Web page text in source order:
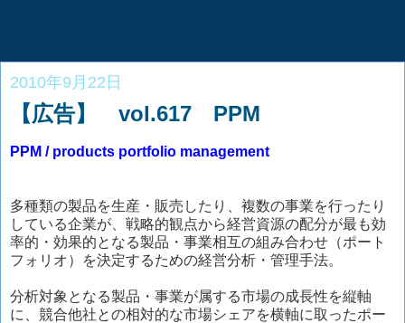
2010年9月22日
【広告】 vol.617 PPM
PPM / products portfolio management
多種類の製品を生産・販売したり、複数の事業を行ったり
している企業が、戦略的観点から経営資源の配分が最も効
率的・効果的となる製品・事業相互の組み合わせ（ポート
フォリオ）を決定するための経営分析・管理手法。
分析対象となる製品・事業が属する市場の成長性を縦軸
に、競合他社との相対的な市場シェアを横軸に取ったポー